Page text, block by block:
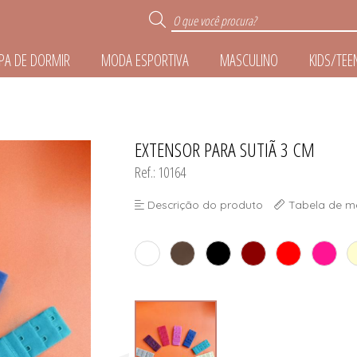
TODOS DE LINGERIE
DE DORMIR
TODOS DE ROUPA DE
MODA ESPORTIVA
TODOS DE MODA
MASCULINO
TODOS DE
KIDS/
TODOS DE KIDS/TEEN
TODOS DE
EXTENSOR PARA SUTIÃ 3 CM
Ref.: 10164
Descrição do produto Tabela de